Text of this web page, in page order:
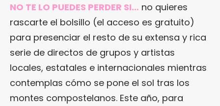
NO TE LO PUEDES PERDER SI… no quieres
rascarte el bolsillo (el acceso es gratuito)
para presenciar el resto de su extensa y rica
serie de directos de grupos y artistas
locales, estatales e internacionales mientras
contemplas cómo se pone el sol tras los
montes compostelanos. Este año, para